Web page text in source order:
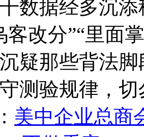
数据经多沉
客改分”“里面
沉疑那些背法
测验规律，
美中企业总商